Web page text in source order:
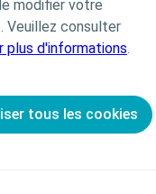
modifier votre
Veuillez consulter
plus d'informations.
tous les cookies